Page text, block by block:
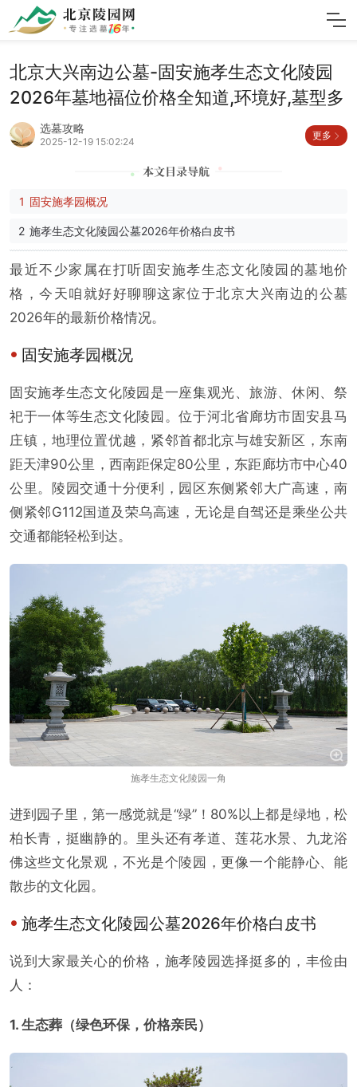
北京大兴南边公墓-固安施孝生态文化陵园
2026年墓地福位价格全知道,环境好,墓型多
选墓攻略
2025-12-19 15:02:24
更多
固安施孝园概况
施孝生态文化陵园公墓2026年价格白皮书
最近不少家属在打听固安施孝生态文化陵园的墓地价
格，今天咱就好好聊聊这家位于北京大兴南边的公墓
2026年的最新价格情况。
固安施孝园概况
固安施孝生态文化陵园是一座集观光、旅游、休闲、祭
祀于一体等生态文化陵园。位于河北省廊坊市固安县马
庄镇，地理位置优越，紧邻首都北京与雄安新区，东南
距天津90公里，西南距保定80公里，东距廊坊市中心40
公里。陵园交通十分便利，园区东侧紧邻大广高速，南
侧紧邻G112国道及荣乌高速，无论是自驾还是乘坐公共
交通都能轻松到达。
施孝生态文化陵园一角
进到园子里，第一感觉就是“绿”！80%以上都是绿地，松
柏长青，挺幽静的。里头还有孝道、莲花水景、九龙浴
佛这些文化景观，不光是个陵园，更像一个能静心、能
散步的文化园。
施孝生态文化陵园公墓2026年价格白皮书
说到大家最关心的价格，施孝陵园选择挺多的，丰俭由
人：
1. 生态葬（绿色环保，价格亲民）